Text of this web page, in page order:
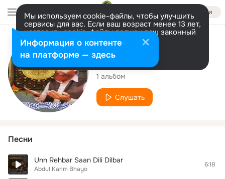
Войти
Мы используем cookie-файлы, чтобы улучшить
сервисы для вас. Если ваш возраст менее 13 лет,
настроить cookie-файлы должен ваш законный
представитель. Больше информации
Разрешить все Настроить
Исполнитель
Abdul Karim Bhayo
1 альбом
Слушать
Песни
Unn Rehbar Saan Dili Dilbar
Abdul Karim Bhayo
6:18
Информация о контенте
на платформе — здесь